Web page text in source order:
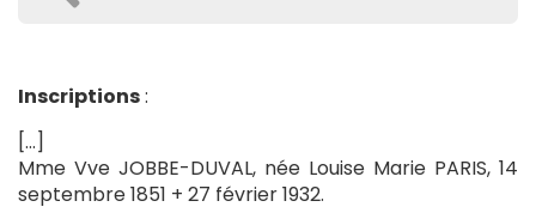
Inscriptions:
[…]
Mme Vve JOBBE-DUVAL, née Louise Marie PARIS, 14
septembre 1851 + 27 février 1932.